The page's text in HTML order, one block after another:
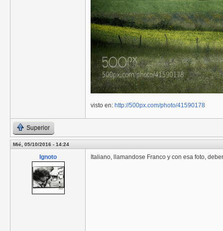
visto en: http://500px.com/photo/41590178
Superior
Mié, 05/10/2016 - 14:24
Ignoto Italiano, llamandose Franco y con esa foto,